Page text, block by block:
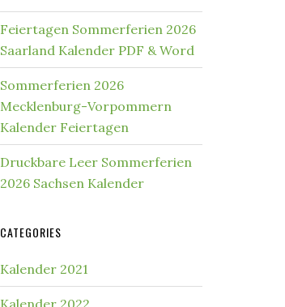
Feiertagen Sommerferien 2026
Saarland Kalender PDF & Word
Sommerferien 2026
Mecklenburg-Vorpommern
Kalender Feiertagen
Druckbare Leer Sommerferien
2026 Sachsen Kalender
CATEGORIES
Kalender 2021
Kalender 2022